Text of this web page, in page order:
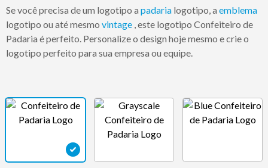
Se você precisa de um logotipo a padaria logotipo, a emblema
logotipo ou até mesmo vintage , este logotipo Confeiteiro de
Padaria é perfeito. Personalize o design hoje mesmo e crie o
logotipo perfeito para sua empresa ou equipe.